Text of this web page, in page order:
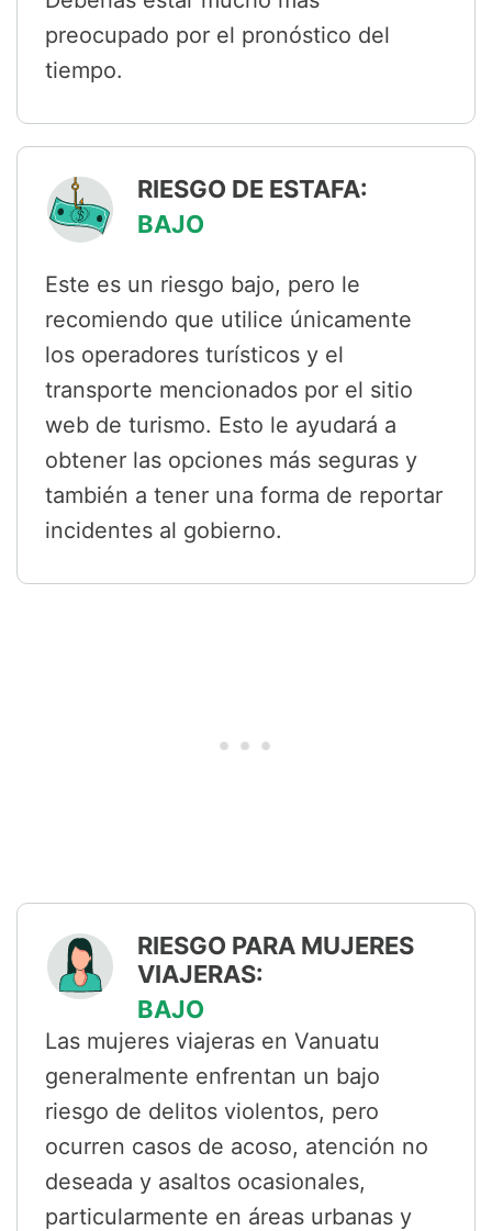
preocupado por el pronóstico del
tiempo.
RIESGO DE ESTAFA:
BAJO
Este es un riesgo bajo, pero le
recomiendo que utilice únicamente
los operadores turísticos y el
transporte mencionados por el sitio
web de turismo. Esto le ayudará a
obtener las opciones más seguras y
también a tener una forma de reportar
incidentes al gobierno.
RIESGO PARA MUJERES
VIAJERAS:
BAJO
Las mujeres viajeras en Vanuatu
generalmente enfrentan un bajo
riesgo de delitos violentos, pero
ocurren casos de acoso, atención no
deseada y asaltos ocasionales,
particularmente en áreas urbanas y